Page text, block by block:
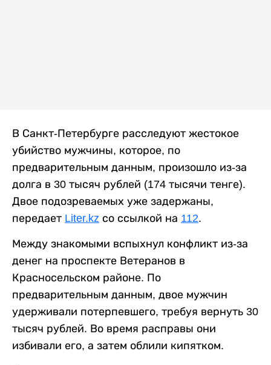
В Санкт-Петербурге расследуют жестокое
убийство мужчины, которое, по
предварительным данным, произошло из-за
долга в 30 тысяч рублей (174 тысячи тенге).
Двое подозреваемых уже задержаны,
передает Liter.kz со ссылкой на 112.
Между знакомыми вспыхнул конфликт из-за
денег на проспекте Ветеранов в
Красносельском районе. По
предварительным данным, двое мужчин
удерживали потерпевшего, требуя вернуть 30
тысяч рублей. Во время расправы они
избивали его, а затем облили кипятком.